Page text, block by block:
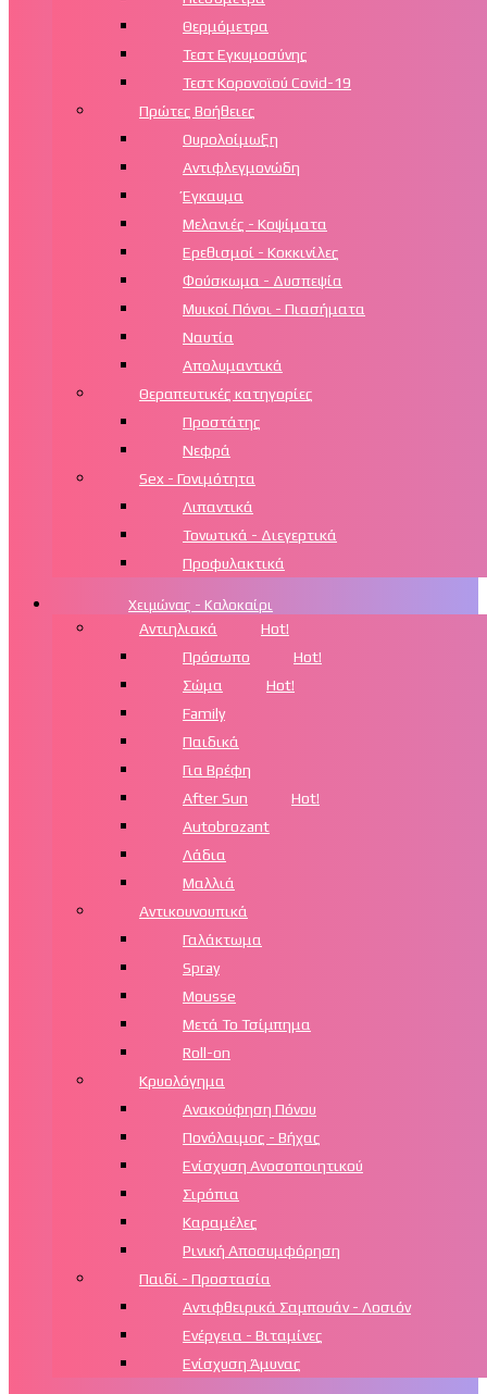
Θερμόμετρα
Τεστ Εγκυμοσύνης
Τεστ Κορονοϊού Covid-19
Πρώτες Βοήθειες
Ουρολοίμωξη
Αντιφλεγμονώδη
Έγκαυμα
Μελανιές - Κοψίματα
Ερεθισμοί - Κοκκινίλες
Φούσκωμα - Δυσπεψία
Μυικοί Πόνοι - Πιασήματα
Ναυτία
Απολυμαντικά
Θεραπευτικές κατηγορίες
Προστάτης
Νεφρά
Sex - Γονιμότητα
Λιπαντικά
Τονωτικά - Διεγερτικά
Προφυλακτικά
Χειμώνας - Καλοκαίρι
Αντιηλιακά
Hot!
Πρόσωπο
Hot!
Σώμα
Hot!
Family
Παιδικά
Για Βρέφη
After Sun
Hot!
Autobrozant
Λάδια
Μαλλιά
Αντικουνουπικά
Γαλάκτωμα
Spray
Mousse
Μετά Το Τσίμπημα
Roll-on
Κρυολόγημα
Ανακούφηση Πόνου
Πονόλαιμος - Βήχας
Ενίσχυση Ανοσοποιητικού
Σιρόπια
Καραμέλες
Ρινική Αποσυμφόρηση
Παιδί - Προστασία
Αντιφθειρικά Σαμπουάν - Λοσιόν
Ενέργεια - Βιταμίνες
Ενίσχυση Άμυνας